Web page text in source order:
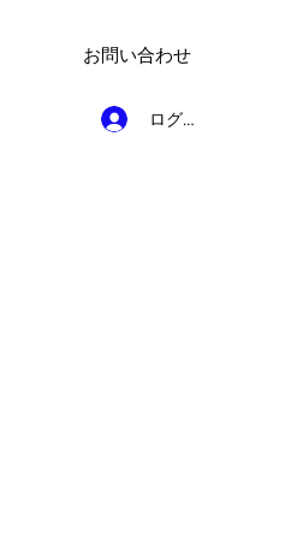
お問い合わせ
ログイン